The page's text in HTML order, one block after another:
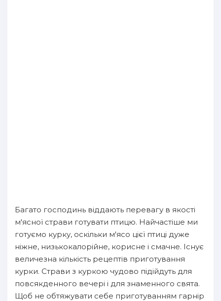
Багато господинь віддають перевагу в якості
м'ясної страви готувати птицю. Найчастіше ми
готуємо курку, оскільки м'ясо цієї птиці дуже
ніжне, низькокалорійне, корисне і смачне. Існує
величезна кількість рецептів приготування
курки. Страви з куркою чудово підійдуть для
повсякденного вечері і для знаменного свята.
Щоб не обтяжувати себе приготуванням гарнір